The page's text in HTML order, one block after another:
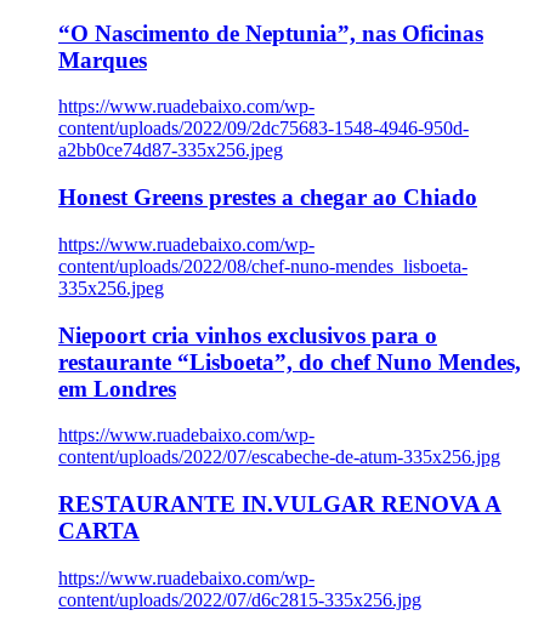
“O Nascimento de Neptunia”, nas Oficinas
Marques
https://www.ruadebaixo.com/wp-
content/uploads/2022/09/2dc75683-1548-4946-950d-
a2bb0ce74d87-335x256.jpeg
Honest Greens prestes a chegar ao Chiado
https://www.ruadebaixo.com/wp-
content/uploads/2022/08/chef-nuno-mendes_lisboeta-
335x256.jpeg
Niepoort cria vinhos exclusivos para o
restaurante “Lisboeta”, do chef Nuno Mendes,
em Londres
https://www.ruadebaixo.com/wp-
content/uploads/2022/07/escabeche-de-atum-335x256.jpg
RESTAURANTE IN.VULGAR RENOVA A
CARTA
https://www.ruadebaixo.com/wp-
content/uploads/2022/07/d6c2815-335x256.jpg